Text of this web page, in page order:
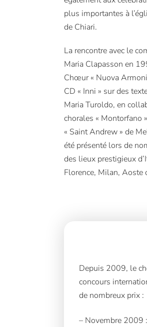
plus importantes à
de Chiari.
La rencontre avec le
Maria Clapasson en
Chœur « Nuova
CD « Inni » sur des
Maria Turoldo, en
chorales « Montorfano
« Saint Andrew » de
été présenté lors de
des lieux prestigieux
Florence, Milan, Aoste
Depuis 2009, le
concours
de nombreux prix :
– Novembre 2009